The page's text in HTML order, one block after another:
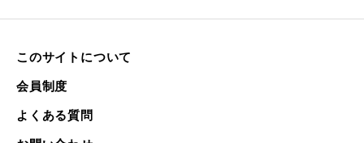
このサイトについて
会員制度
よくある質問